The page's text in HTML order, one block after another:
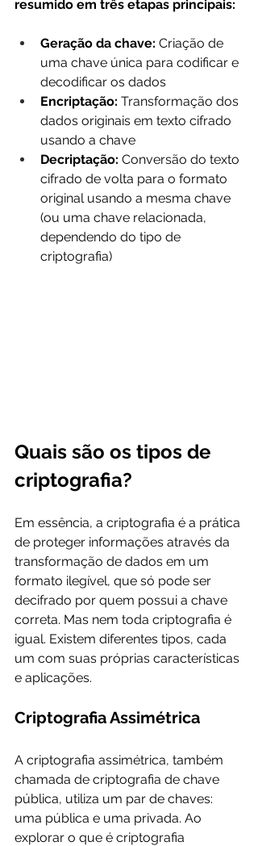
resumido em três etapas principais:
Geração da chave: Criação de
uma chave única para codificar e
decodificar os dados
Encriptação: Transformação dos
dados originais em texto cifrado
usando a chave
Decriptação: Conversão do texto
cifrado de volta para o formato
original usando a mesma chave
(ou uma chave relacionada,
dependendo do tipo de
criptografia)
Quais são os tipos de
criptografia?
Em essência, a criptografia é a prática
de proteger informações através da
transformação de dados em um
formato ilegível, que só pode ser
decifrado por quem possui a chave
correta. Mas nem toda criptografia é
igual. Existem diferentes tipos, cada
um com suas próprias características
e aplicações.
Criptografia Assimétrica
A criptografia assimétrica, também
chamada de criptografia de chave
pública, utiliza um par de chaves:
uma pública e uma privada. Ao
explorar o que é criptografia